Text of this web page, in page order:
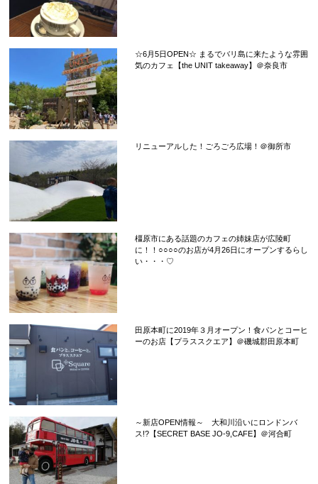
☆6月5日OPEN☆ まるでバリ島に来たような雰囲
気のカフェ【the UNIT takeaway】＠奈良市
リニューアルした！ごろごろ広場！＠御所市
橿原市にある話題のカフェの姉妹店が広陵町
に！！○○○○のお店が4月26日にオープンするらし
い・・・♡
田原本町に2019年３月オープン！食パンとコーヒ
ーのお店【プラススクエア】＠磯城郡田原本町
～新店OPEN情報～ 大和川沿いにロンドンバ
ス!?【SECRET BASE JO-9,CAFE】＠河合町